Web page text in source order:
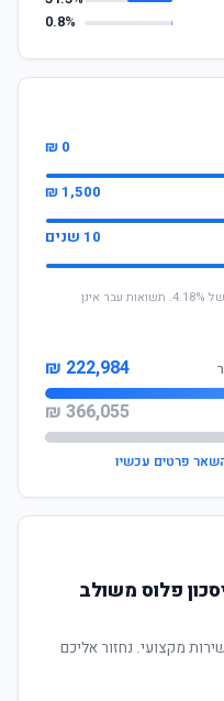
0.8%
0 ₪
1,500 ₪
10 שנים
* החישוב מבוסס על תשואה שנתית ממוצעת של 4.18%. תשואות עבר אינן
222,984 ₪
366,055 ₪
פרטים עכשיו
פלוס משולב
מקצועי. נחזור אליכם